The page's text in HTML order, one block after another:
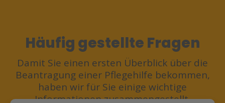
Häufig gestellte Fragen
Damit Sie einen ersten Überblick über die
Beantragung einer Pflegehilfe bekommen,
haben wir für Sie einige wichtige
Informationen zusammengestellt.